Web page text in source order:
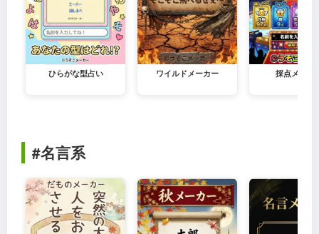
ひらがな型占い ワイルドメーカー 採点メーカ
#名言系